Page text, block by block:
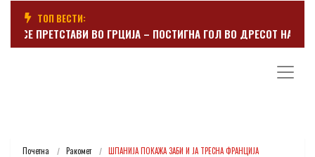
ТОП ВЕСТИ:
СЕ ПРЕТСТАВИ ВО ГРЦИЈА – ПОСТИГНА ГОЛ ВО ДРЕСОТ НА
Почетна Ракомет ШПАНИЈА ПОКАЖА ЗАБИ И ЈА ТРЕСНА ФРАНЦИЈА